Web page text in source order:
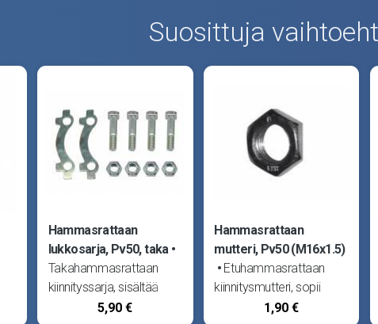
Suosittuja
Hammasrattaan
lukkosarja, Pv50, taka
Takahammasrattaan
kiinnityssarja, sisältää
prikat, pultit ja mutterit.
5,90 €
Hammasrattaan
mutteri, Pv50 (M16x1.5)
Etuhammasrattaan
kiinnitysmutteri, sopii
Suzuki Pv50 ja S1.
1,90 €